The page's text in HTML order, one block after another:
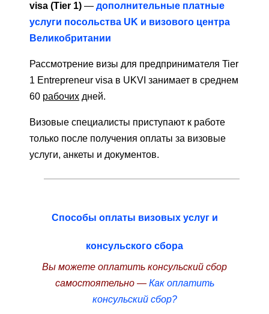
visa (Tier 1) — дополнительные платные
услуги посольства UK и визового центра
Великобритании
Рассмотрение визы для предпринимателя Tier
1 Entrepreneur visa в UKVI занимает в среднем
60 рабочих дней.
Визовые специалисты приступают к работе
только после получения оплаты за визовые
услуги, анкеты и документов.
Способы оплаты визовых услуг и
консульского сбора
Вы можете оплатить консульский сбор
самостоятельно — Как оплатить
консульский сбор?